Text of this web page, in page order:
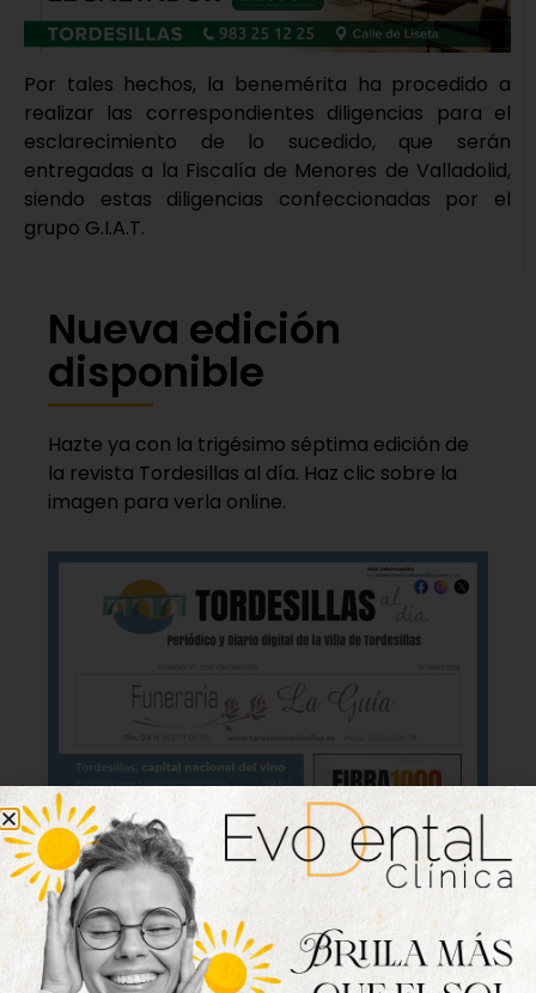
Por tales hechos, la benemérita ha procedido a
realizar las correspondientes diligencias para el
esclarecimiento de lo sucedido, que serán
entregadas a la Fiscalía de Menores de Valladolid,
siendo estas diligencias confeccionadas por el
grupo G.I.A.T.
Nueva edición
disponible
Hazte ya con la trigésimo séptima edición de
la revista Tordesillas al día. Haz clic sobre la
imagen para verla online.